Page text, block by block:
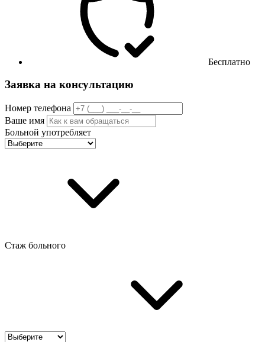
Бесплатно
Заявка на консультацию
Номер телефона
Ваше имя
Больной употребляет
Стаж больного